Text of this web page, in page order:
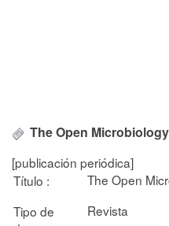
The Open
[publicación periódica]
Título :
The Open
Tipo de
Revista